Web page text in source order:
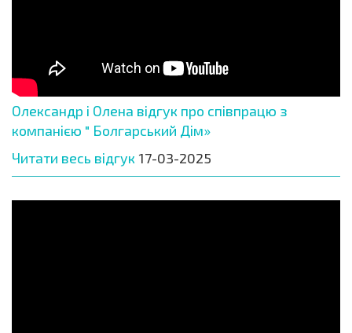
Олександр і Олена відгук про співпрацю з
компанією " Болгарський Дім»
Читати весь відгук 17-03-2025